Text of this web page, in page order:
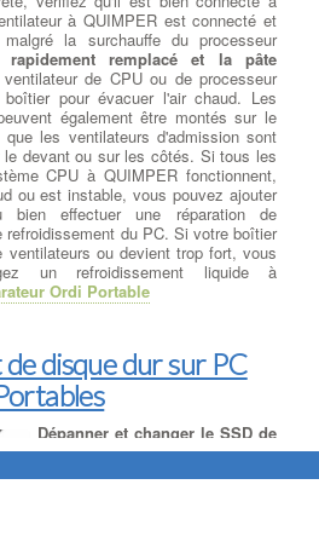
des fonctionnalités DirectX® 12 pour
rapide à QUIMPER , la plus fluide
par
un
de
ou
HS
du
est
un SSD Sata ou M.2 selon le type de
rajouter un Disque Dur secondaire en
. à QUIMPER Le système d'origine
nous proposons l'installation des 2
aux modèle de la carte
vos données récupérées sur
les répertoires que vous avez pré
à QUIMPER est connecté et
la surchauffe du processeur
remplacé et la pâte
de CPU ou de processeur
pour évacuer l'air chaud. Les
également être montés sur le
les ventilateurs d'admission sont
le devant ou sur les côtés. Si tous les
CPU à QUIMPER fonctionnent,
ou est instable, vous pouvez ajouter
bien effectuer une réparation de
refroidissement du PC. Si votre boîtier
ventilateurs ou devient trop fort, vous
un refroidissement liquide à
Ordi Portable
disque dur sur PC
Dépanner et changer le SSD de
votre ordinateur: Remplacement